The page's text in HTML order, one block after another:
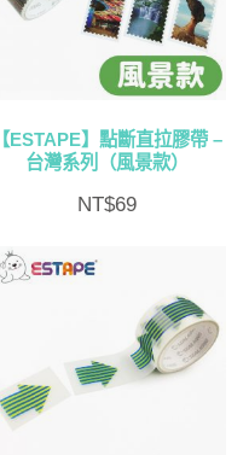
【ESTAPE】點斷直拉膠帶 –
台灣系列（風景款）
NT$69